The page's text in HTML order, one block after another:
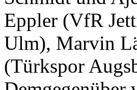
Eppler (VfR
Ulm), Marvin
(Türkspor